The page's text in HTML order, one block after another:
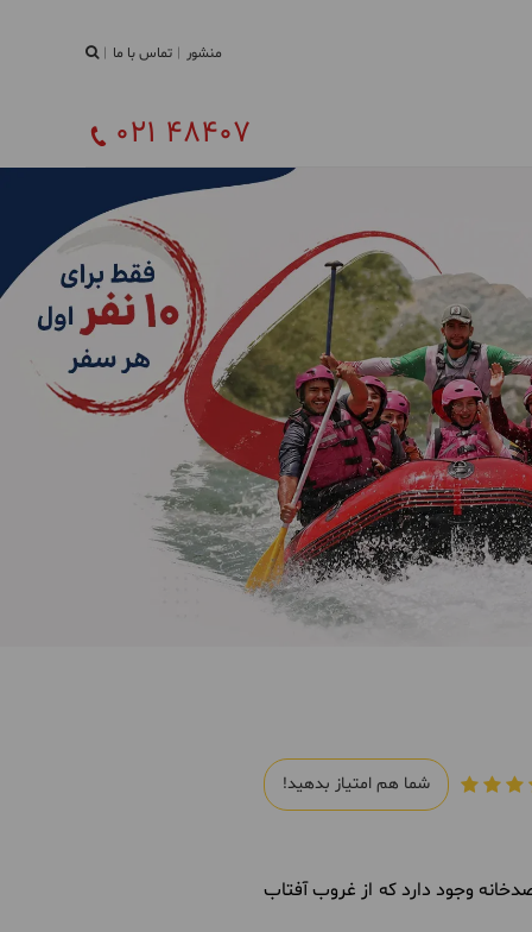
منشور تماس با ما
021 48407
شما هم امتیاز بدهید!
یک رصدخانه وجود دارد که از غروب آفتاب